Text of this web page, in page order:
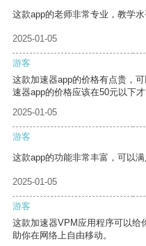
这款app的老师非常专业，教学
2025-01-05
游客
这款加速器app的价格有点贵，
速器app的价格应该在50元以下才
2025-01-05
游客
这款app的功能非常丰富，可以满
2025-01-05
游客
这款加速器VPM应用程序可以给
助你在网络上自由移动。